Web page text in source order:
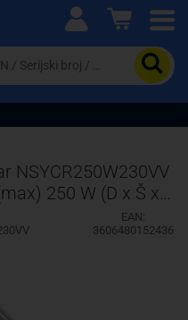
proizvoda i
NSYCR250W230VV
250 W (D x Š x
EAN:
3606480152436